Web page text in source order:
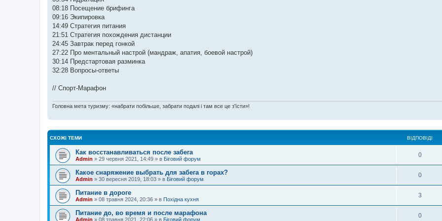
08:18 Посещение брифинга
09:16 Экипировка
14:49 Стратегия питания
21:51 Стратегия похождения дистанции
24:45 Завтрак перед гонкой
27:22 Про ментальный настрой (мандраж, апатия, боевой настрой)
30:14 Предстартовая разминка
32:28 Вопросы-ответы
// Спорт-Марафон
Головна мета туризму: «набрати побільше, забрати подалі і там все це з'їсти»!
СХОЖІ ТЕМИ ВІДПОВІДІ
Как восстанавливаться после забега
Admin » 29 червня 2021, 14:49 » в Біговий форум
0
Какое снаряжение выбрать для забега в горах?
Admin » 30 вересня 2019, 18:03 » в Біговий форум
0
Питание в дороге
Admin » 08 травня 2024, 20:36 » в Похідна кухня
3
Питание до, во время и после марафона
Admin » 08 травня 2021, 22:06 » в Біговий форум
0